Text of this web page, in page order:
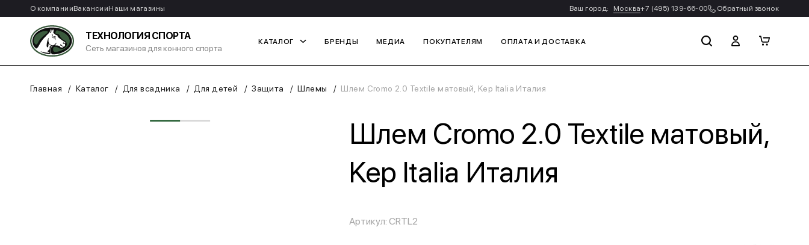
О компанииВакансииНаши магазины Ваш город: Москва+7 (495) 139-66-00 Обратный звонок
ТЕХНОЛОГИЯ СПОРТА
Сеть магазинов для конного спорта
КАТАЛОГ БРЕНДЫ МЕДИА ПОКУПАТЕЛЯМ ОПЛАТА И ДОСТАВКА
Главная Каталог Для всадника Для детей Защита Шлемы Шлем Cromo 2.0 Textile матовый, Kep Italia Италия
Шлем Cromo 2.0 Textile матовый,
Kep Italia Италия
Артикул: CRTL2